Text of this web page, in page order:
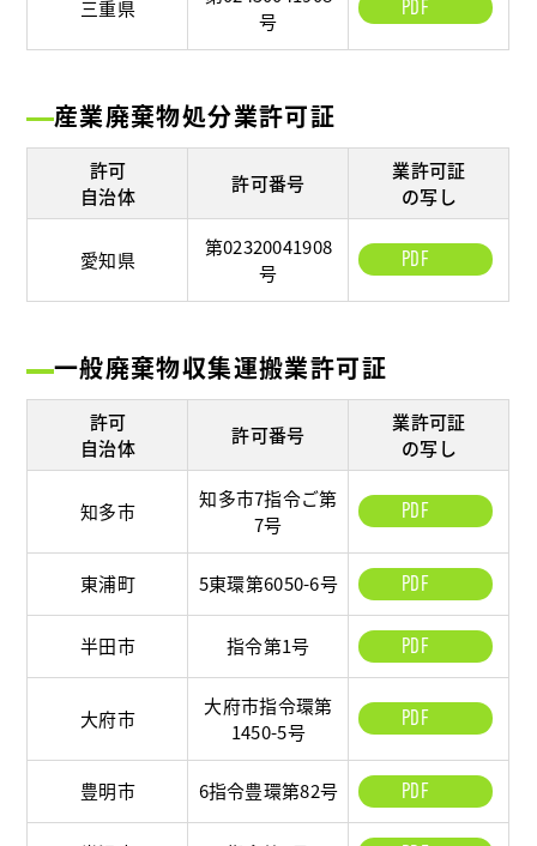
三重県
号
PDF
産業廃棄物処分業許可証
許可
自治体
許可番号
業許可証
の写し
愛知県
第02320041908
号
PDF
一般廃棄物収集運搬業許可証
許可
自治体
許可番号
業許可証
の写し
知多市
知多市7指令ご第
7号
PDF
東浦町 5東環第6050-6号 PDF
半田市 指令第1号 PDF
大府市
大府市指令環第
1450-5号
PDF
豊明市 6指令豊環第82号 PDF